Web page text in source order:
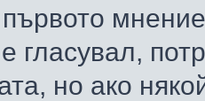
гласувал,
но ако